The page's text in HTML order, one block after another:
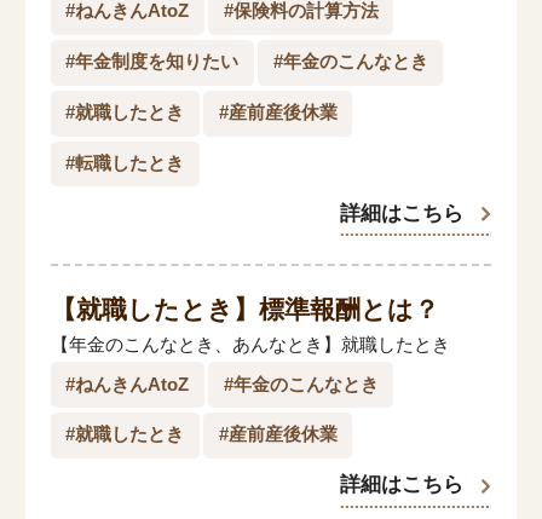
#ねんきんAtoZ #保険料の計算方法
#年金制度を知りたい #年金のこんなとき
#就職したとき #産前産後休業
#転職したとき
詳細はこちら
【就職したとき】 標準報酬とは？
【年金のこんなとき、あんなとき】就職したとき
#ねんきんAtoZ #年金のこんなとき
#就職したとき #産前産後休業
詳細はこちら